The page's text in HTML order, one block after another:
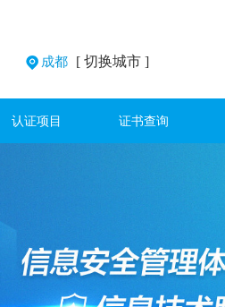
成都 [ 切换城市 ]
认证项目 证书查询